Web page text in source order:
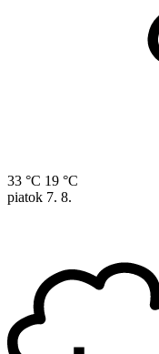
33 °C 19 °C
piatok 7. 8.